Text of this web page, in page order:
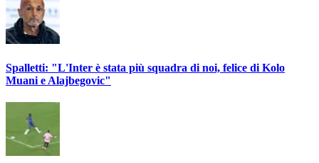
Spalletti: "L'Inter è stata più squadra di noi, felice di Kolo
Muani e Alajbegovic"